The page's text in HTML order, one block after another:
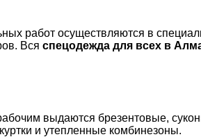
работ осуществляются в
Вся спецодежда для всех в
выдаются брезентовые,
и утепленные комбинезоны.